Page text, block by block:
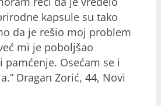
kapsule su tako
da je rešio moj problem
mi je poboljšao
pamćenje. Osećam se i
Dragan Zorić, 44, Novi